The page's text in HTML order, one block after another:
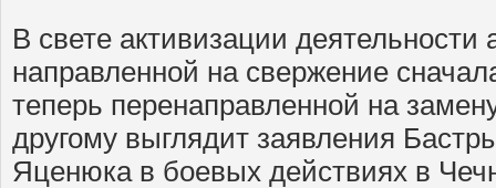
В свете активизации деятельности
направленной на свержение
теперь перенаправленной на
другому выглядит заявления
Яценюка в боевых действиях в